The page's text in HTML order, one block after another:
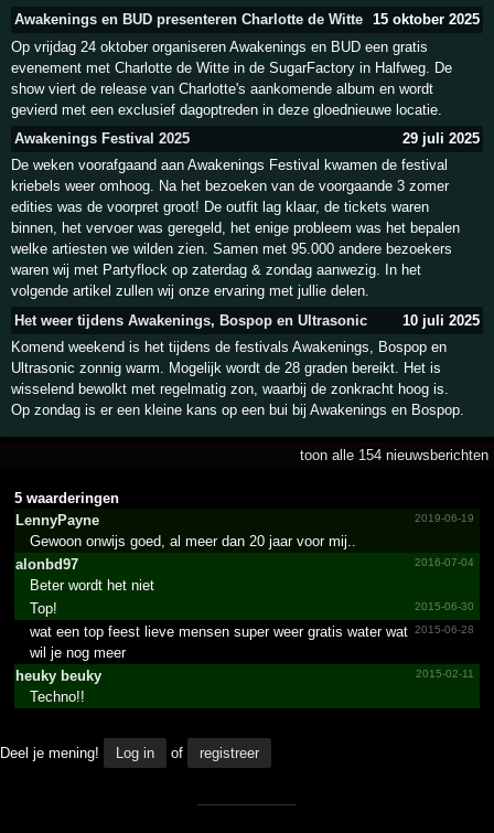
Awakenings en BUD presenteren Charlotte de Witte
15 oktober 2025
Op vrijdag 24 oktober organiseren Awakenings en BUD een gratis
evenement met Charlotte de Witte in de SugarFactory in Halfweg. De
show viert de release van Charlotte's aankomende album en wordt
gevierd met een exclusief dagoptreden in deze gloednieuwe locatie.
Awakenings Festival 2025
29 juli 2025
De weken voorafgaand aan Awakenings Festival kwamen de festival
kriebels weer omhoog. Na het bezoeken van de voorgaande 3 zomer
edities was de voorpret groot! De outfit lag klaar, de tickets waren
binnen, het vervoer was geregeld, het enige probleem was het bepalen
welke artiesten we wilden zien. Samen met 95.000 andere bezoekers
waren wij met Partyflock op zaterdag & zondag aanwezig. In het
volgende artikel zullen wij onze ervaring met jullie delen.
Het weer tijdens Awakenings, Bospop en Ultrasonic
10 juli 2025
Komend weekend is het tijdens de festivals Awakenings, Bospop en
Ultrasonic zonnig warm. Mogelijk wordt de 28 graden bereikt. Het is
wisselend bewolkt met regelmatig zon, waarbij de zonkracht hoog is.
Op zondag is er een kleine kans op een bui bij Awakenings en Bospop.
toon alle 154 nieuwsberichten
5 waarderingen
LennyPayne
2019-06-19
Gewoon onwijs goed, al meer dan 20 jaar voor mij..
alonbd97
2016-07-04
Beter wordt het niet
2015-06-30
Top!
2015-06-28
wat een top feest lieve mensen super weer gratis water wat
wil je nog meer
heuky beuky
2015-02-11
Techno!!
Deel je mening! Log in of registreer